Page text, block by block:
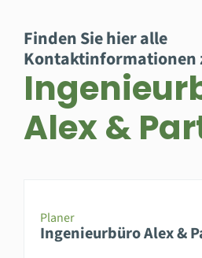
Finden Sie hier alle
Kontaktinformationen
Alex &
Planer
Ingenieurbüro Alex &